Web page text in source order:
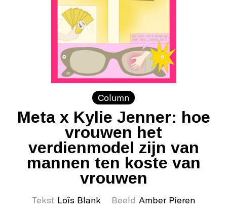
Column
Meta x Kylie Jenner: hoe
vrouwen het
verdienmodel zijn van
mannen ten koste van
vrouwen
Tekst Loïs Blank Beeld Amber Pieren